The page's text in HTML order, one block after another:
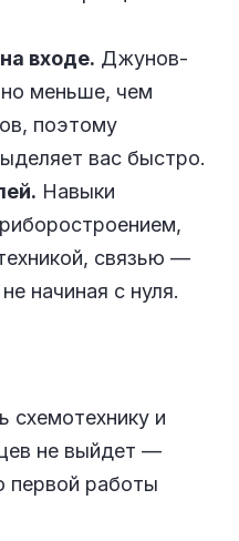
входе. Джунов-
меньше, чем
поэтому
вас быстро.
Навыки
связью —
начиная с нуля.
схемотехнику и
не выйдет —
первой работы